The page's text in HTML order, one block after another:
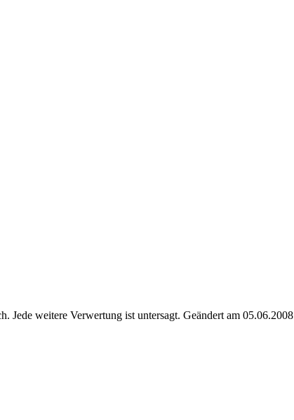
weitere Verwertung ist untersagt. Geändert am 05.06.2008